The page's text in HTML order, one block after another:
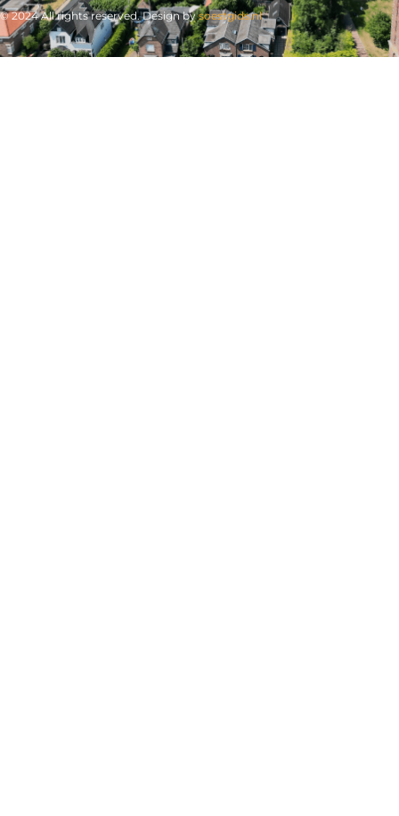
© 2024 All rights reserved. Design bysoestgids.nl